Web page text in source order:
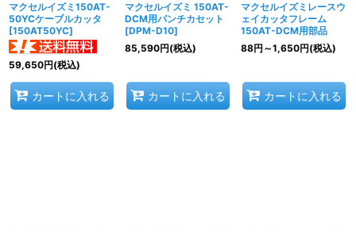
マクセルイズミ150AT-
50YCケーブルカッタ
[150AT50YC]
59,650円(税込)
カートに入れる
マクセルイズミ 150AT-
DCM用パンチカセット
[DPM-D10]
85,590円(税込)
カートに入れる
マクセルイズミレースウ
ェイカッタフレーム
150AT-DCM用部品
88円 ～1,650円(税込)
カートに入れる